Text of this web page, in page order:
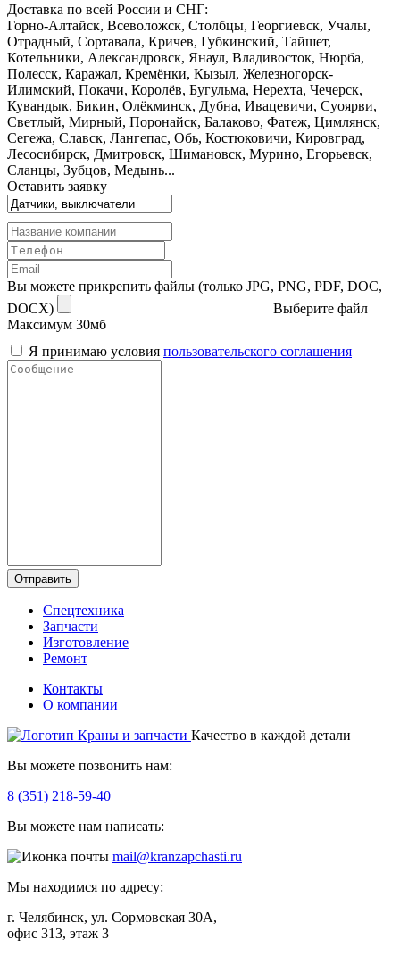
Доставка по всей России и СНГ:
Горно-Алтайск, Всеволожск, Столбцы, Георгиевск, Учалы,
Отрадный, Сортавала, Кричев, Губкинский, Тайшет,
Котельники, Александровск, Янаул, Владивосток, Нюрба,
Полесск, Каражал, Кремёнки, Кызыл, Железногорск-
Илимский, Покачи, Королёв, Бугульма, Нерехта, Чечерск,
Кувандык, Бикин, Олёкминск, Дубна, Ивацевичи, Суоярви,
Светлый, Мирный, Поронайск, Балаково, Фатеж, Цимлянск,
Сегежа, Славск, Лангепас, Обь, Костюковичи, Кировград,
Лесосибирск, Дмитровск, Шимановск, Мурино, Егорьевск,
Сланцы, Зубцов, Медынь...
Оставить заявку
Вы можете прикрепить файлы (только JPG, PNG, PDF, DOC,
DOCX)
Выберите файл
Максимум 30мб
Я принимаю условия пользовательского соглашения
Отправить
Спецтехника
Запчасти
Изготовление
Ремонт
Контакты
О компании
Качество в каждой детали
Вы можете позвонить нам:
8 (351) 218-59-40
Вы можете нам написать:
mail@kranzapchasti.ru
Мы находимся по адресу:
г. Челябинск, ул. Сормовская 30А,
офис 313, этаж 3